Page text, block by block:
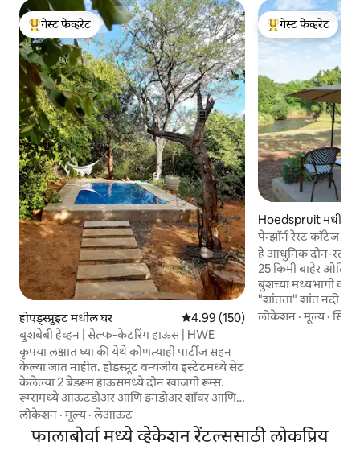
टॉप गेस्ट फेव्हरेट
गेस्ट फेव्हरेट
होएड्स्प्रुइट मधील घर 5 पैकी 4.99 सरासरी रेटिंग, 150 रिव्ह्यूज
4.99 (150)
बुशबेबी हेव्हन | सेल्फ-केटरिंग हाऊस | HWE
कृपया लक्षात घ्या की येथे कोणत्याही पार्टीज सहन
केल्या जात नाहीत. होडस्प्रूट वन्यजीव इस्टेटमध्ये सेट
केलेल्या 2 बेडरूम हाऊसमध्ये दोन खाजगी रूम्स.
रूम्समध्ये आऊटडोअर आणि इनडोअर शॉवर आणि
बाथरूम आहे. कृपया लक्षात घ्या की बाथरूम
बेडरूमसाठी खुले आहे. मी घराच्या बाजूला असलेल्या
एका छोट्या कॉटेजमध्ये राहते, त्यामुळे मी
लोकेशन ·मूल्य·लेआऊट
टॉप गेस्ट फेव्हरेट
गेस्ट फेव्हरेट
Hoedspruit मधील
पेन्झॉर्न रेस्ट कॉटेज
हे आधुनिक दोन-
25 किमी बाहेर
बुशच्या मध्यभागी
"शांतता" शांत नदी
कधी-कधी पाहण्यात
लोकेशन ·मूल्य·स्थिती
फालाबोर्वा मध्ये व्हेकेशन रेंटल्ससाठी लोकप्रिय